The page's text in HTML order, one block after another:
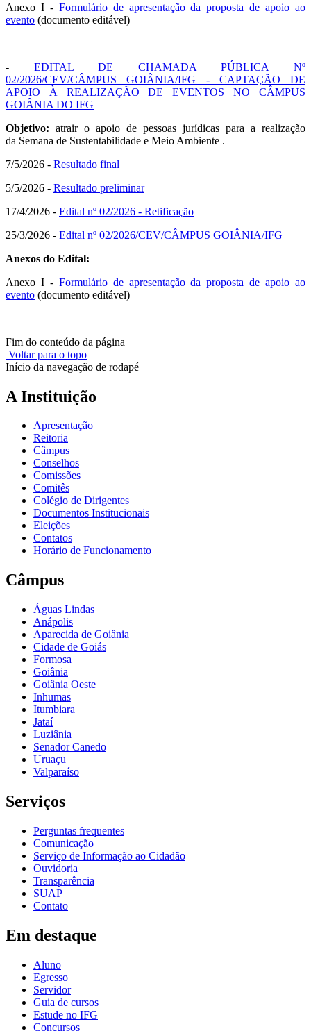
Anexo I - Formulário de apresentação da proposta de apoio ao
evento (documento editável)
- EDITAL DE CHAMADA PÚBLICA Nº
02/2026/CEV/CÂMPUS GOIÂNIA/IFG - CAPTAÇÃO DE
APOIO À REALIZAÇÃO DE EVENTOS NO CÂMPUS
GOIÂNIA DO IFG
Objetivo: atrair o apoio de pessoas jurídicas para a realização
da Semana de Sustentabilidade e Meio Ambiente .
7/5/2026 - Resultado final
5/5/2026 - Resultado preliminar
17/4/2026 - Edital nº 02/2026 - Retificação
25/3/2026 - Edital nº 02/2026/CEV/CÂMPUS GOIÂNIA/IFG
Anexos do Edital:
Anexo I - Formulário de apresentação da proposta de apoio ao
evento (documento editável)
Fim do conteúdo da página
Voltar para o topo
Início da navegação de rodapé
A Instituição
Apresentação
Reitoria
Câmpus
Conselhos
Comissões
Comitês
Colégio de Dirigentes
Documentos Institucionais
Eleições
Contatos
Horário de Funcionamento
Câmpus
Águas Lindas
Anápolis
Aparecida de Goiânia
Cidade de Goiás
Formosa
Goiânia
Goiânia Oeste
Inhumas
Itumbiara
Jataí
Luziânia
Senador Canedo
Uruaçu
Valparaíso
Serviços
Perguntas frequentes
Comunicação
Serviço de Informação ao Cidadão
Ouvidoria
Transparência
SUAP
Contato
Em destaque
Aluno
Egresso
Servidor
Guia de cursos
Estude no IFG
Concursos